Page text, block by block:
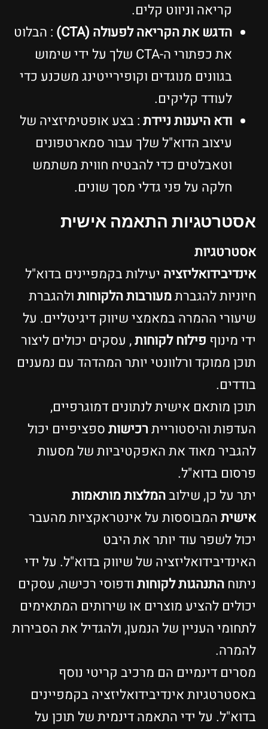
קריאה וניווט קלים.
הדגש את הקריאה לפעולה (CTA)
: הבלוט
את כפתורי ה-CTA שלך על ידי שימוש
בגוונים מנוגדים וקופירייטינג משכנע כדי
לעודד קליקים.
ודא היענות ניידת: בצע אופטימיזציה של
עיצוב הדוא"ל שלך עבור סמארטפונים
וטאבלטים כדי להבטיח חווית משתמש
חלקה על פני גדלי מסך שונים.
אסטרטגיות התאמה אישית
אסטרטגיות
אינדיבידואליזציה יעילות בקמפיינים בדוא"ל
חיוניות להגברתמעורבות הלקוחותולהגברת
שיעורי ההמרה במאמצי שיווק דיגיטליים. על
ידי מינוף פילוח לקוחות, עסקים יכולים ליצור
תוכן ממוקד ורלוונטי יותר המהדהד עם נמענים
בודדים.
תוכן מותאם אישית לנתונים דמוגרפיים,
העדפות והיסטורייתרכישותספציפיים יכול
להגביר מאוד את האפקטיביות של מסעות
פרסום בדוא"ל.
יתר על כן, שילובהמלצות מותאמות
אישיתהמבוססות על אינטראקציות מהעבר
יכול לשפר עוד יותר את היבט
האינדיבידואליזציה של שיווק בדוא"ל. על ידי
ניתוח התנהגות לקוחותודפוסי רכישה, עסקים
יכולים להציע מוצרים או שירותים המתאימים
לתחומי העניין של הנמען, ולהגדיל את הסבירות
להמרה.
מסרים דינמיים הם מרכיב קריטי נוסף
באסטרטגיות אינדיבידואליזציה בקמפיינים
בדוא"ל. על ידי התאמה דינמית של תוכן על